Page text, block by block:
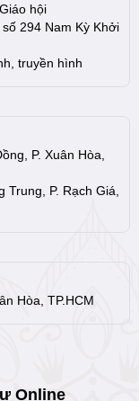
hội
294 Nam Kỳ Khởi
truyền hình
P. Xuân Hòa,
Trung, P. Rạch Giá,
Hòa, TP.HCM
Online